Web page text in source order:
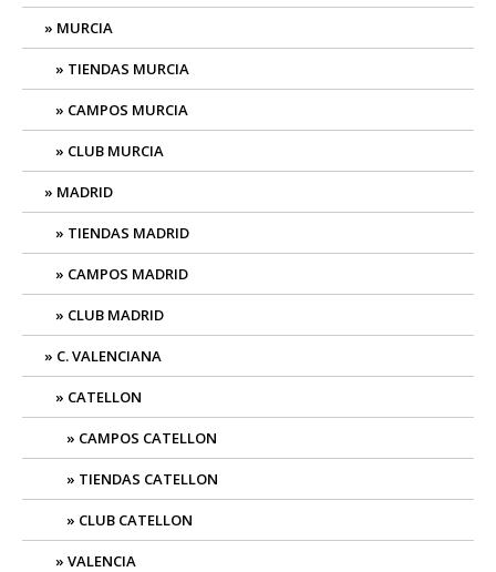
MURCIA
TIENDAS MURCIA
CAMPOS MURCIA
CLUB MURCIA
MADRID
TIENDAS MADRID
CAMPOS MADRID
CLUB MADRID
C. VALENCIANA
CATELLON
CAMPOS CATELLON
TIENDAS CATELLON
CLUB CATELLON
VALENCIA